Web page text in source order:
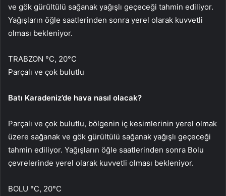
ve gök gürültülü sağanak yağışlı geçeceği tahmin ediliyor.
Yağışların öğle saatlerinden sonra yerel olarak kuvvetli
olması bekleniyor.
TRABZON °C, 20°C
Parçalı ve çok bulutlu
Batı Karadeniz’de hava nasıl olacak?
Parçalı ve çok bulutlu, bölgenin iç kesimlerinin yerel olmak
üzere sağanak ve gök gürültülü sağanak yağışlı geçeceği
tahmin ediliyor. Yağışların öğle saatlerinden sonra Bolu
çevrelerinde yerel olarak kuvvetli olması bekleniyor.
BOLU °C, 20°C